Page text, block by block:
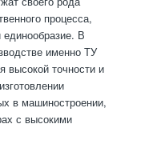
процесса,
единообразие. В
именно ТУ
точности и
в машиностроении,
с высокими